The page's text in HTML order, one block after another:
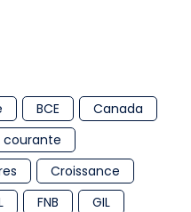
BCE
Canada
Croissance
FNB
GIL